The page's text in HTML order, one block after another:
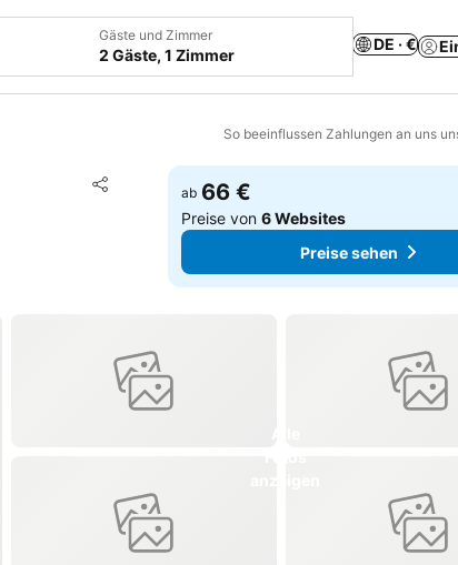
Gäste und Zimmer
2 Gäste, 1 Zimmer
DE · €
So beeinflussen Zahlungen an uns
Teilen
Zu Favoriten hinzufügen
ab 66 €
Preise von6 Websites
Preise sehen